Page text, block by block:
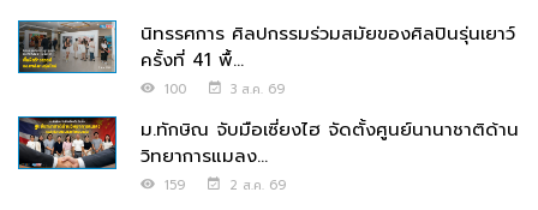
นิทรรศการ ศิลปกรรมร่วมสมัยของศิลปินรุ่นเยาว์
ครั้งที่ 41 พื้...
100 3 ส.ค. 69
ม.ทักษิณ จับมือเซี่ยงไฮ จัดตั้งศูนย์นานาชาติด้าน
วิทยาการแมลง...
159 2 ส.ค. 69